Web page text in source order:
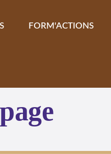
FORM'ACTIONS